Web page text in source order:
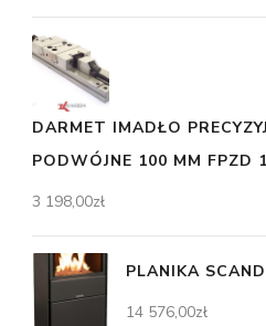
DARMET IMADŁO
PODWÓJNE 100 MM FPZD
3 198,00zł
PLANIKA
14 576,00zł